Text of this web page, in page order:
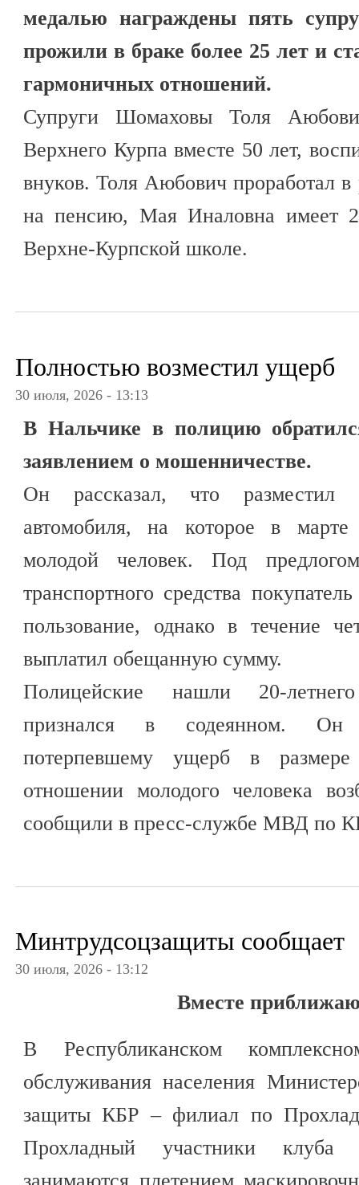
медалью награждены пять
прожили в браке более 25 лет и
гармоничных отношений.
Супруги Шомаховы Толя
Верхнего Курпа вместе 50 лет,
внуков. Толя Аюбович проработал в
на пенсию, Мая Иналовна имеет
Верхне-Курпской школе.
Полностью возместил ущерб
30 июля, 2026 - 13:13
В Нальчике в полицию
заявлением о мошенничестве.
Он рассказал, что разместил
автомобиля, на которое в марте
молодой человек. Под
транспортного средства
пользование, однако в течение
выплатил обещанную сумму.
Полицейские нашли 20-
признался в содеянном. Он
потерпевшему ущерб в
отношении молодого человека
сообщили в пресс-службе МВД по
Минтрудсоцзащиты сообщает
30 июля, 2026 - 13:12
Вместе
В Республиканском
обслуживания населения
защиты КБР – филиал по
Прохладный участники